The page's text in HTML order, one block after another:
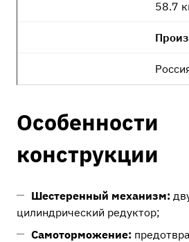
58.7
Особенности
конструкции
Шестеренный механизм:
цилиндрический редуктор;
Самоторможение: